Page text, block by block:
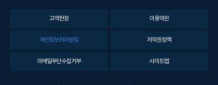
고객헌장 이용약관
개인정보처리방침 저작권정책
이메일무단수집거부 사이트맵